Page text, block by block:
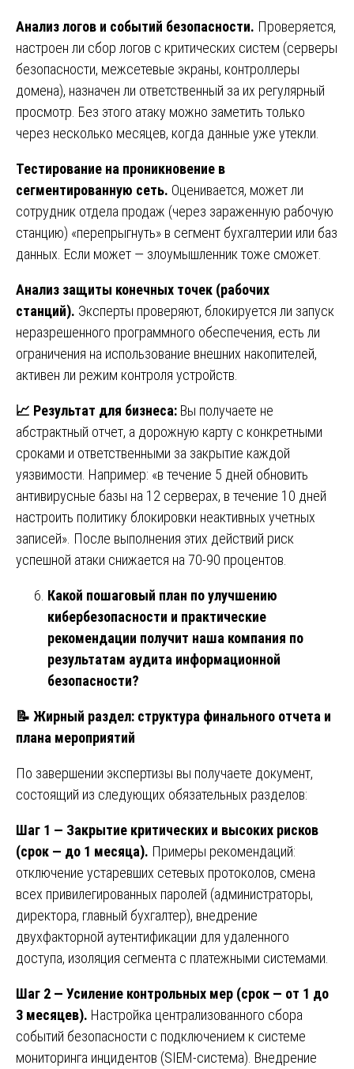
Анализ логов и событий безопасности. Проверяется,
настроен ли сбор логов с критических систем (серверы
безопасности, межсетевые экраны, контроллеры
домена), назначен ли ответственный за их регулярный
просмотр. Без этого атаку можно заметить только
через несколько месяцев, когда данные уже утекли.
Тестирование на проникновение в
сегментированную сеть. Оценивается, может ли
сотрудник отдела продаж (через зараженную рабочую
станцию) «перепрыгнуть» в сегмент бухгалтерии или баз
данных. Если может — злоумышленник тоже сможет.
Анализ защиты конечных точек (рабочих
станций). Эксперты проверяют, блокируется ли запуск
неразрешенного программного обеспечения, есть ли
ограничения на использование внешних накопителей,
активен ли режим контроля устройств.
📈 Результат для бизнеса: Вы получаете не
абстрактный отчет, а дорожную карту с конкретными
сроками и ответственными за закрытие каждой
уязвимости. Например: «в течение 5 дней обновить
антивирусные базы на 12 серверах, в течение 10 дней
настроить политику блокировки неактивных учетных
записей». После выполнения этих действий риск
успешной атаки снижается на 70-90 процентов.
Какой пошаговый план по улучшению
кибербезопасности и практические
рекомендации получит наша компания по
результатам аудита информационной
безопасности?
📝 Жирный раздел: структура финального отчета и
плана мероприятий
По завершении экспертизы вы получаете документ,
состоящий из следующих обязательных разделов:
Шаг 1 — Закрытие критических и высоких рисков
(срок — до 1 месяца). Примеры рекомендаций:
отключение устаревших сетевых протоколов, смена
всех привилегированных паролей (администраторы,
директора, главный бухгалтер), внедрение
двухфакторной аутентификации для удаленного
доступа, изоляция сегмента с платежными системами.
Шаг 2 — Усиление контрольных мер (срок — от 1 до
3 месяцев). Настройка централизованного сбора
событий безопасности с подключением к системе
мониторинга инцидентов (SIEM-система). Внедрение